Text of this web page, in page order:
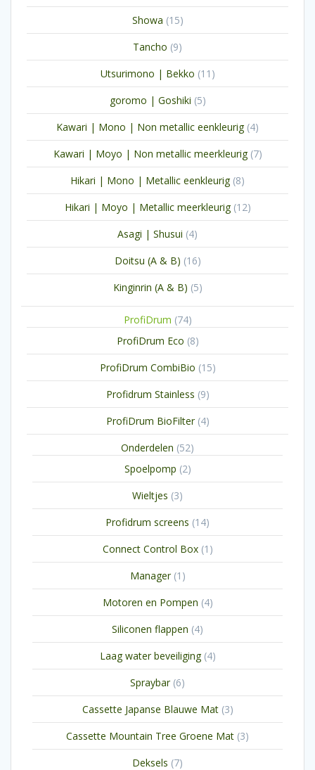
producten
Showa 1515
producten
Tancho 99
producten
Utsurimono | Bekko 11 11
producten
goromo | Goshiki 55
producten
Kawari | Mono | Non metallic eenkleurig 44
producten
Kawari | Moyo | Non metallic meerkleurig 77
producten
Hikari | Mono | Metallic eenkleurig 88
producten
Hikari | Moyo | Metallic meerkleurig 1212
producten
Asagi | Shusui 44
producten
Doitsu (A & B) 1616
producten
Kinginrin (A & B) 55
ProfiDrum 7474
ProfiDrum Eco 88
producten
ProfiDrum CombiBio 1515
producten
Profidrum Stainless 99
producten
ProfiDrum BioFilter 44
producten
Onderdelen 5252
Spoelpomp 22
producten
Wieltjes 33
producten
Profidrum screens 1414
producten
Connect Control Box 1 1
product
Manager 1 1
product
Motoren en Pompen 44
producten
Siliconen flappen 44
producten
Laag water beveiliging 44
producten
Spraybar 66
producten
Cassette Japanse Blauwe Mat 33
producten
Cassette Mountain Tree Groene Mat 33
producten
Deksels 77